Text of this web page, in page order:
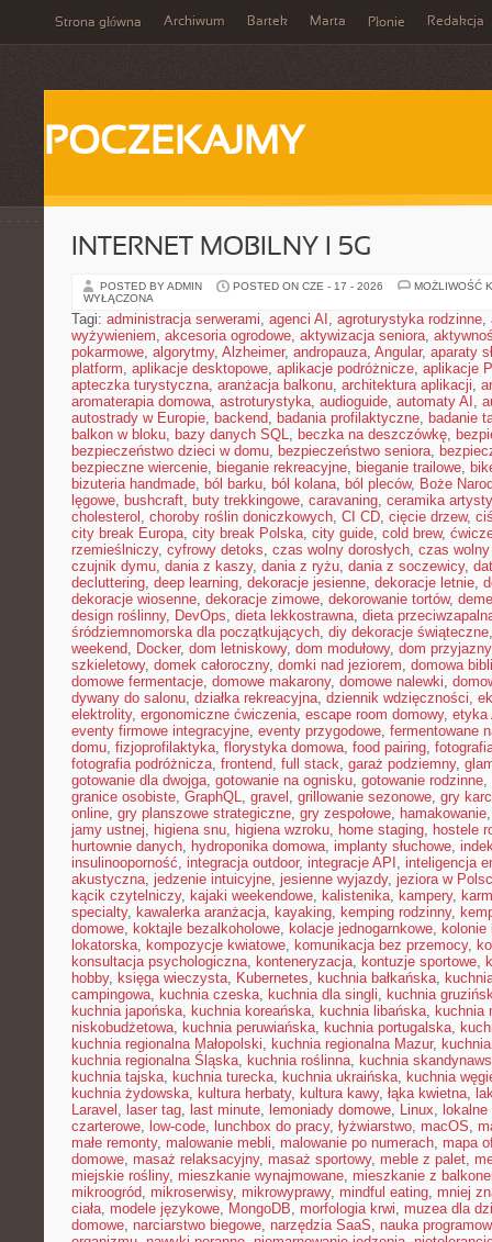
Strona główna Archiwum Bartek Marta Płonie Redakcja
POCZEKAJMY
INTERNET MOBILNY I 5G
POSTED BY ADMIN POSTED ON CZE - 17 - 2026
MOŻLIWOŚĆ
WYŁĄCZONA
Tagi: administracja serwerami, agenci AI , agroturystyka rodzinne,
wyżywieniem, akcesoria ogrodowe, aktywizacja seniora,
pokarmowe, algorytmy, Alzheimer, andropauza, Angular, aparaty
platform, aplikacje desktopowe, aplikacje podróżnicze, aplikacje
apteczka turystyczna, aranżacja balkonu, architektura aplikacji,
aromaterapia domowa, astroturystyka, audioguide, automaty AI ,
autostrady w Europie, backend, badania profilaktyczne, badanie
balkon w bloku, bazy danych SQL, beczka na deszczówkę,
bezpieczeństwo dzieci w domu, bezpieczeństwo seniora,
bezpieczne wiercenie, bieganie rekreacyjne, bieganie trailowe,
bizuteria handmade, ból barku, ból kolana, ból pleców, Boże
lęgowe, bushcraft, buty trekkingowe, caravaning, ceramika
cholesterol , choroby roślin doniczkowych, CI CD, cięcie drzew,
city break Europa, city break Polska, city guide, cold brew,
rzemieślniczy, cyfrowy detoks, czas wolny dorosłych, czas
czujnik dymu, dania z kaszy, dania z ryżu, dania z soczewicy,
decluttering, deep learning, dekoracje jesienne, dekoracje letnie,
dekoracje wiosenne, dekoracje zimowe, dekorowanie tortów,
design roślinny, DevOps, dieta lekkostrawna, dieta
śródziemnomorska dla początkujących, diy dekoracje świąteczne
weekend, Docker, dom letniskowy, dom modułowy, dom
szkieletowy, domek całoroczny, domki nad jeziorem, domowa
domowe fermentacje, domowe makarony, domowe nalewki,
dywany do salonu, działka rekreacyjna, dziennik wdzięczności,
elektrolity, ergonomiczne ćwiczenia, escape room domowy, etyka
eventy firmowe integracyjne, eventy przygodowe, fermentowane
domu, fizjoprofilaktyka, florystyka domowa, food pairing,
fotografia podróżnicza, frontend, full stack, garaż podziemny,
gotowanie dla dwojga, gotowanie na ognisku, gotowanie rodzinne,
granice osobiste, GraphQL, gravel , grillowanie sezonowe, gry
online, gry planszowe strategiczne, gry zespołowe, hamakowanie
jamy ustnej, higiena snu, higiena wzroku, home staging, hostele
hurtownie danych, hydroponika domowa, implanty słuchowe,
insulinooporność, integracja outdoor, integracje API , inteligencja
akustyczna, jedzenie intuicyjne, jesienne wyjazdy, jeziora w
kącik czytelniczy, kajaki weekendowe, kalistenika, kampery,
specialty, kawalerka aranżacja, kayaking, kemping rodzinny,
domowe, koktajle bezalkoholowe, kolacje jednogarnkowe, kolonie
lokatorska, kompozycje kwiatowe, komunikacja bez przemocy,
konsultacja psychologiczna, konteneryzacja, kontuzje sportowe,
hobby, księga wieczysta, Kubernetes, kuchnia bałkańska,
campingowa, kuchnia czeska, kuchnia dla singli, kuchnia
kuchnia japońska, kuchnia koreańska, kuchnia libańska, kuchnia
niskobudżetowa, kuchnia peruwiańska, kuchnia portugalska,
kuchnia regionalna Małopolski, kuchnia regionalna Mazur,
kuchnia regionalna Śląska, kuchnia roślinna, kuchnia
kuchnia tajska, kuchnia turecka, kuchnia ukraińska, kuchnia
kuchnia żydowska, kultura herbaty, kultura kawy, łąka kwietna,
Laravel , laser tag, last minute, lemoniady domowe, Linux,
czarterowe, low-code, lunchbox do pracy, łyżwiarstwo, macOS,
małe remonty, malowanie mebli, malowanie po numerach, mapa
domowe, masaż relaksacyjny, masaż sportowy, meble z palet,
miejskie rośliny, mieszkanie wynajmowane, mieszkanie z
mikroogród, mikroserwisy, mikrowyprawy, mindful eating, mniej
ciała, modele językowe, MongoDB, morfologia krwi, muzea dla
domowe, narciarstwo biegowe, narzędzia SaaS, nauka